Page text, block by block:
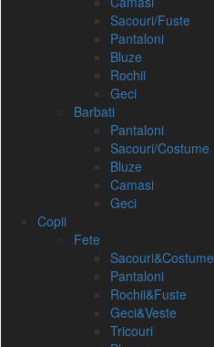
Sacouri/Fuste
Pantaloni
Bluze
Rochii
Geci
Barbati
Pantaloni
Sacouri/Costume
Bluze
Camasi
Geci
Copii
Fete
Sacouri&Costume
Pantaloni
Rochii&Fuste
Geci&Veste
Tricouri